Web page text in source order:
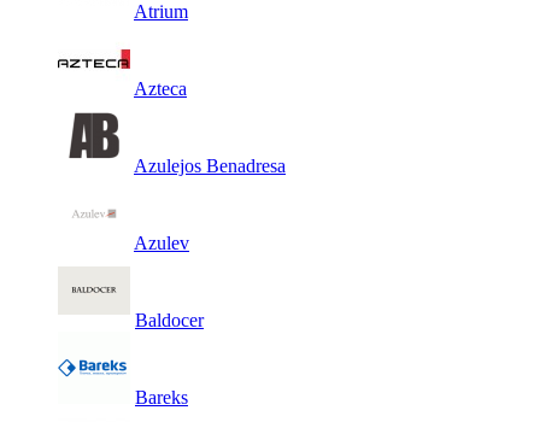
Atrium
Azteca
Azulejos Benadresa
Azulev
Baldocer
Bareks